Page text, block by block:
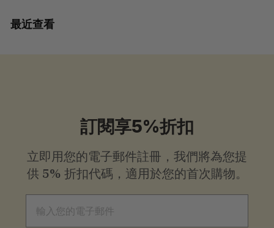
最近查看
訂閱享5%折扣
立即用您的電子郵件註冊，我們將為您提
供 5% 折扣代碼，適用於您的首次購物。